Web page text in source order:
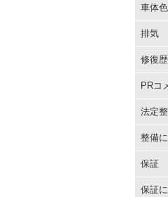
車体色
排気
修復歴
PRコ
法定
整備
保証
保証